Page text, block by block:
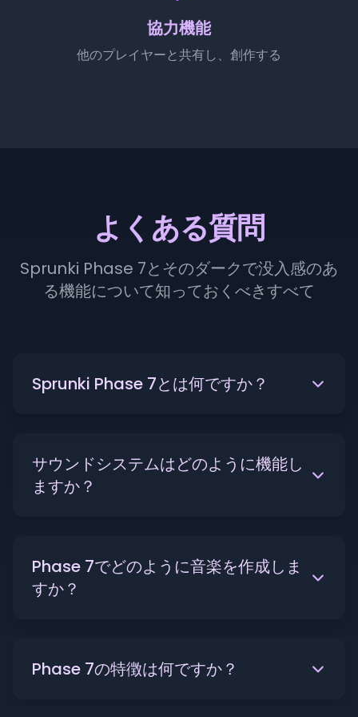
協力機能
他のプレイヤーと共有し、創作する
よくある質問
Sprunki Phase 7とそのダークで没入感のあ
る機能について知っておくべきすべて
Sprunki Phase 7とは何ですか？
サウンドシステムはどのように機能し
ますか？
Phase 7でどのように音楽を作成しま
すか？
Phase 7の特徴は何ですか？